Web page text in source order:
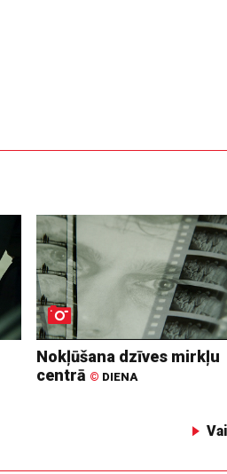
Nokļūšana dzīves mirkļu
centrā © DIENA